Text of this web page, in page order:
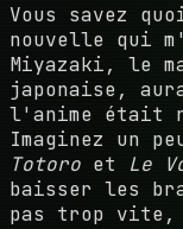
Vous savez
nouvelle qui
Miyazaki, le
japonaise,
l'anime était
Imaginez un
Totoro et Le
baisser les
pas trop vite,